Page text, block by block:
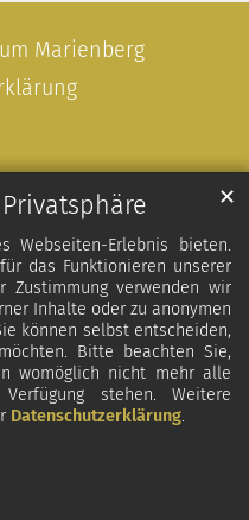
Webseiten-Erlebnis bieten.
das Funktionieren unserer
Zustimmung verwenden wir
Inhalte oder zu anonymen
können selbst entscheiden,
Bitte beachten Sie,
womöglich nicht mehr alle
stehen. Weitere
Datenschutzerklärung.
✕
Marienberg